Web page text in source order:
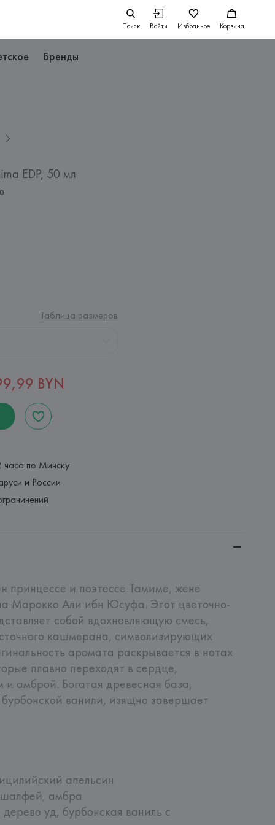
Поиск Войти Избранное Корзина
Бренды
EDP, 50 мл
Таблица размеров
BYN
часа по Минску
и России
принцессе и поэтессе Тамиме, жене
Марокко Али ибн Юсуфа. Этот цветочно-
собой вдохновляющую смесь,
кашмерана, символизирующих
аромата раскрывается в нотах
плавно переходят в сердце,
и амброй. Богатая древесная база,
ванили, изящно завершает
апельсин
амбра
уд, бурбонская ваниль с